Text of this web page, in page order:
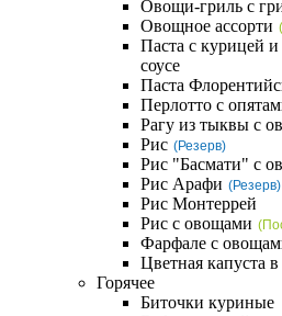
Овощи-гриль с
Овощное ассорти
Паста с курицей
соусе
Паста
Перлотто с
Рагу из тыквы с
Рис (Резерв)
Рис "Басмати" с
Рис Арафи (Резерв)
Рис Монтеррей
Рис с овощами
Фарфале с
Цветная капуста
Горячее
Биточки куриные